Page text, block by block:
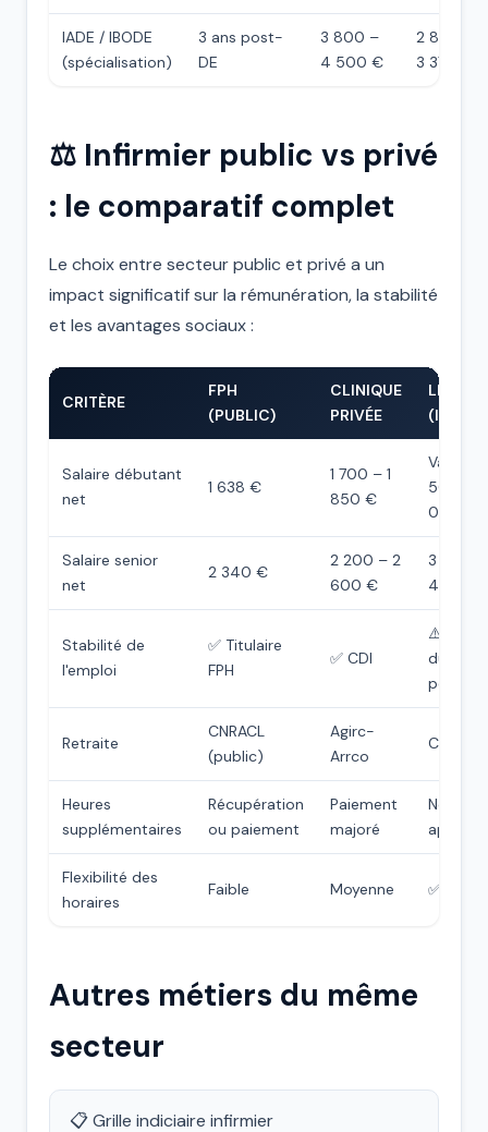
IADE / IBODE
(spécialisation)
3 ans post-
DE
3 800 –
4 500 €
2 850 –
3 375 €
⚖️ Infirmier public vs privé
: le comparatif complet
Le choix entre secteur public et privé a un
impact significatif sur la rémunération, la stabilité
et les avantages sociaux :
CRITÈRE
FPH
(PUBLIC)
CLINIQUE
PRIVÉE
LIBÉRAL
(IDEL)
Salaire débutant
net
1 638 €
1 700 – 1
850 €
Variable
500 – 3
000 €)
Salaire senior
net
2 340 €
2 200 – 2
600 €
3 000
400 €
Stabilité de
l'emploi
✅ Titulaire
FPH
✅ CDI
⚠️
du
Retraite
CNRACL
(public)
Agirc-
Arrco
Heures
supplémentaires
Récupération
ou paiement
Paiement
majoré
Non
Flexibilité des
horaires
Faible Moyenne ✅ Forte
Autres métiers du même
secteur
📋 Grille indiciaire infirmier